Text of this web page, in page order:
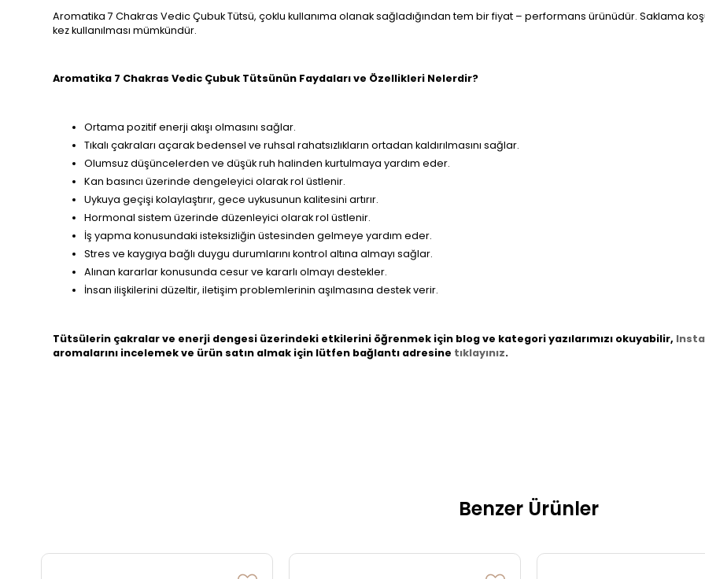
Aromatika 7 Chakras Vedic Çubuk Tütsü, çoklu kullanıma olanak sağladığından tem bir fiyat – performans ürünüdür. Saklama
kez kullanılması mümkündür.
Aromatika 7 Chakras Vedic Çubuk Tütsünün Faydaları ve Özellikleri Nelerdir?
Ortama pozitif enerji akışı olmasını sağlar.
Tıkalı çakraları açarak bedensel ve ruhsal rahatsızlıkların ortadan kaldırılmasını sağlar.
Olumsuz düşüncelerden ve düşük ruh halinden kurtulmaya yardım eder.
Kan basıncı üzerinde dengeleyici olarak rol üstlenir.
Uykuya geçişi kolaylaştırır, gece uykusunun kalitesini artırır.
Hormonal sistem üzerinde düzenleyici olarak rol üstlenir.
İş yapma konusundaki isteksizliğin üstesinden gelmeye yardım eder.
Stres ve kaygıya bağlı duygu durumlarını kontrol altına almayı sağlar.
Alınan kararlar konusunda cesur ve kararlı olmayı destekler.
İnsan ilişkilerini düzeltir, iletişim problemlerinin aşılmasına destek verir.
Tütsülerin çakralar ve enerji dengesi üzerindeki etkilerini öğrenmek için blog ve kategori yazılarımızı okuyabilir,
aromalarını incelemek ve ürün satın almak için lütfen bağlantı adresine tıklayınız.
Benzer Ürünler